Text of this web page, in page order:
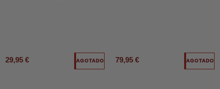
29,95 € AGOTADO 79,95 € AGOTADO